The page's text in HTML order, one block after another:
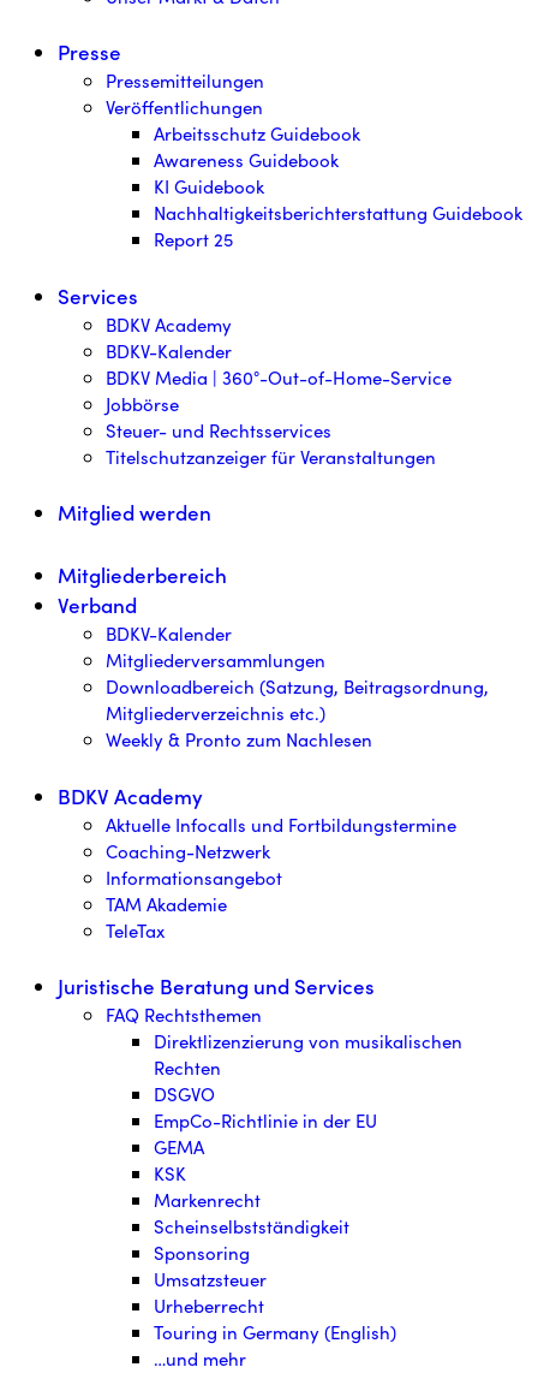
Presse
Pressemitteilungen
Veröffentlichungen
Arbeitsschutz Guidebook
Awareness Guidebook
KI Guidebook
Nachhaltigkeitsberichterstattung Guidebook
Report 25
Services
BDKV Academy
BDKV-Kalender
BDKV Media | 360°-Out-of-Home-Service
Jobbörse
Steuer- und Rechtsservices
Titelschutzanzeiger für Veranstaltungen
Mitglied werden
Mitgliederbereich
Verband
BDKV-Kalender
Mitgliederversammlungen
Downloadbereich (Satzung, Beitragsordnung,
Mitgliederverzeichnis etc.)
Weekly & Pronto zum Nachlesen
BDKV Academy
Aktuelle Infocalls und Fortbildungstermine
Coaching-Netzwerk
Informationsangebot
TAM Akademie
TeleTax
Juristische Beratung und Services
FAQ Rechtsthemen
Direktlizenzierung von musikalischen
Rechten
DSGVO
EmpCo-Richtlinie in der EU
GEMA
KSK
Markenrecht
Scheinselbstständigkeit
Sponsoring
Umsatzsteuer
Urheberrecht
Touring in Germany (English)
…und mehr